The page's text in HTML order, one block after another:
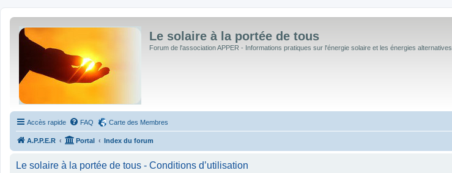
Le solaire à la portée de tous
Forum de l'association APPER - Informations pratiques sur l'énergie solaire et les énergies alternatives.
Accès rapide FAQ Carte des Membres
A.P.P.E.R Portal Index du forum
Le solaire à la portée de tous - Conditions d’utilisation